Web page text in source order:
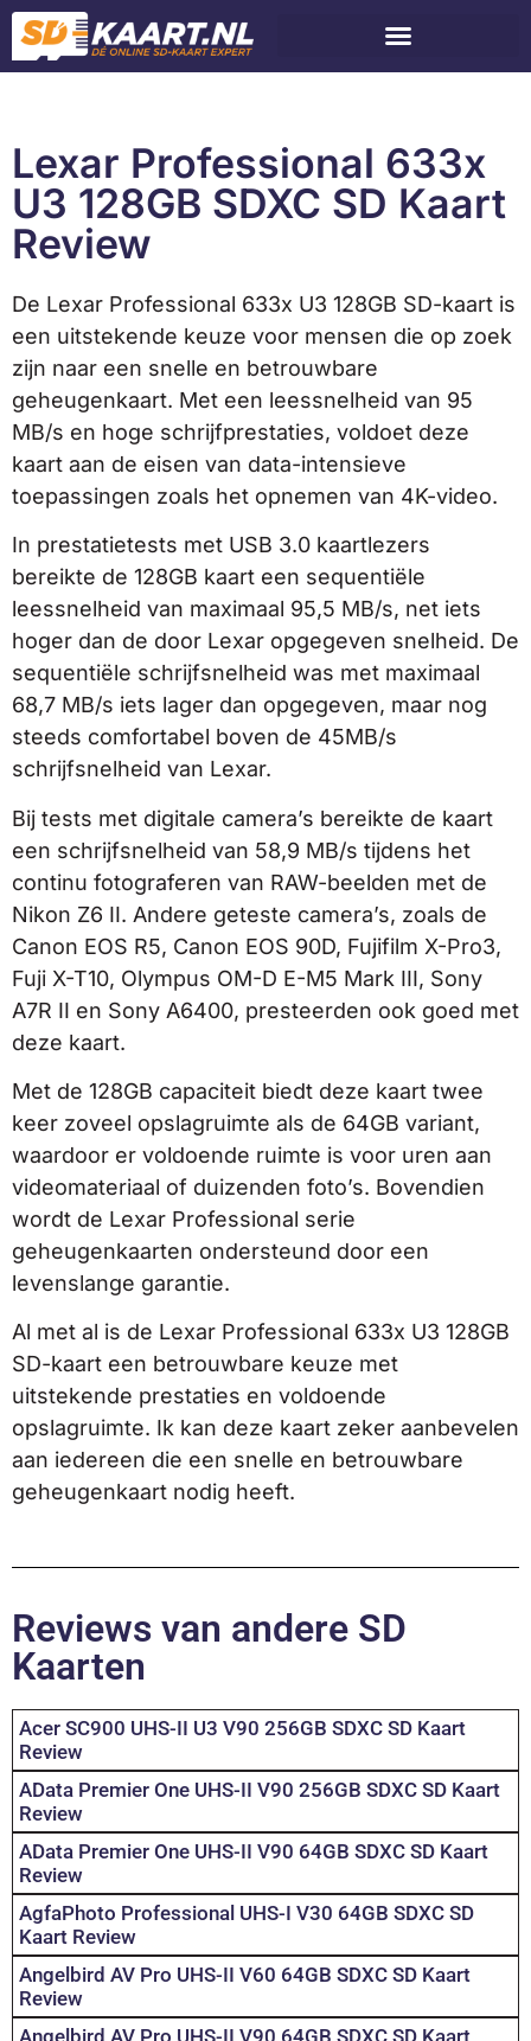
Lexar Professional 633x
U3 128GB SDXC SD Kaart
Review
De Lexar Professional 633x U3 128GB SD-kaart is
een uitstekende keuze voor mensen die op zoek
zijn naar een snelle en betrouwbare
geheugenkaart. Met een leessnelheid van 95
MB/s en hoge schrijfprestaties, voldoet deze
kaart aan de eisen van data-intensieve
toepassingen zoals het opnemen van 4K-video.
In prestatietests met USB 3.0 kaartlezers
bereikte de 128GB kaart een sequentiële
leessnelheid van maximaal 95,5 MB/s, net iets
hoger dan de door Lexar opgegeven snelheid. De
sequentiële schrijfsnelheid was met maximaal
68,7 MB/s iets lager dan opgegeven, maar nog
steeds comfortabel boven de 45MB/s
schrijfsnelheid van Lexar.
Bij tests met digitale camera’s bereikte de kaart
een schrijfsnelheid van 58,9 MB/s tijdens het
continu fotograferen van RAW-beelden met de
Nikon Z6 II. Andere geteste camera’s, zoals de
Canon EOS R5, Canon EOS 90D, Fujifilm X-Pro3,
Fuji X-T10, Olympus OM-D E-M5 Mark III, Sony
A7R II en Sony A6400, presteerden ook goed met
deze kaart.
Met de 128GB capaciteit biedt deze kaart twee
keer zoveel opslagruimte als de 64GB variant,
waardoor er voldoende ruimte is voor uren aan
videomateriaal of duizenden foto’s. Bovendien
wordt de Lexar Professional serie
geheugenkaarten ondersteund door een
levenslange garantie.
Al met al is de Lexar Professional 633x U3 128GB
SD-kaart een betrouwbare keuze met
uitstekende prestaties en voldoende
opslagruimte. Ik kan deze kaart zeker aanbevelen
aan iedereen die een snelle en betrouwbare
geheugenkaart nodig heeft.
Reviews van andere SD
Kaarten
Acer SC900 UHS-II U3 V90 256GB SDXC SD Kaart
Review
AData Premier One UHS-II V90 256GB SDXC SD Kaart
Review
AData Premier One UHS-II V90 64GB SDXC SD Kaart
Review
AgfaPhoto Professional UHS-I V30 64GB SDXC SD
Kaart Review
Angelbird AV Pro UHS-II V60 64GB SDXC SD Kaart
Review
Angelbird AV Pro UHS-II V90 64GB SDXC SD Kaart